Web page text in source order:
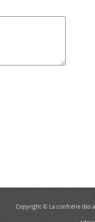
Copyright © La confrérie des